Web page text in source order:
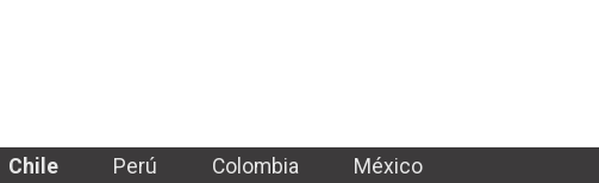
Chile Perú Colombia México